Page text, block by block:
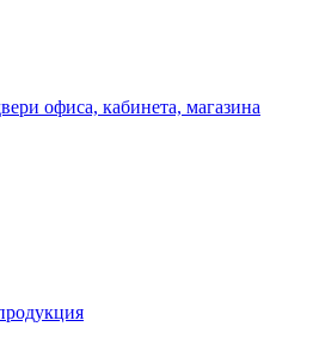
офиса, кабинета, магазина